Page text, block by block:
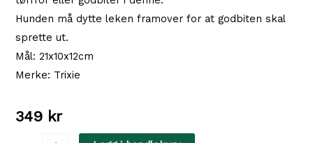
Hunden må dytte leken framover for at godbiten skal
sprette ut.
Mål: 21x10x12cm
Merke: Trixie
349 kr